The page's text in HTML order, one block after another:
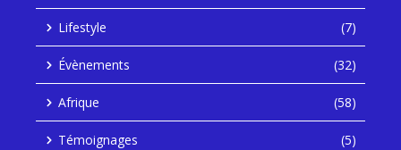
Lifestyle (7)
Évènements (32)
Afrique (58)
Témoignages (5)